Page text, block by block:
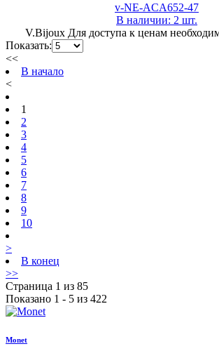
v-NE-ACA652-47
В наличии: 2 шт.
V.Bijoux Для доступа к ценам
Показать:
<<
В начало
<
1
2
3
4
5
6
7
8
9
10
>
В конец
>>
Страница 1 из 85
Показано 1 - 5 из 422
Monet